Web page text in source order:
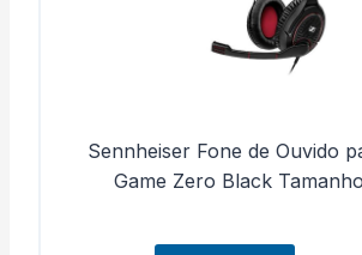
Sennheiser Fone de Ouvido
Game Zero Black